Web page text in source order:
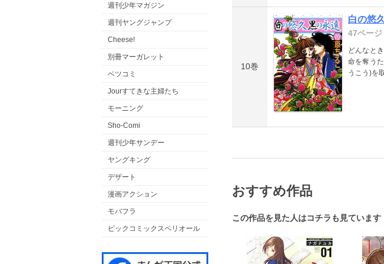
週刊少年マガジン
週刊ヤングジャンプ
Cheese!
別冊マーガレット
ベツコミ
Jourすてきな主婦たち
モーニング
Sho-Comi
週刊少年サンデー
ヤングキング
デザート
漫画アクション
モバフラ
ビックコミックスペリオール
10巻
白の悠
47ページ
どんなと
命を奪う
うこう)を
おすすめ作品
この作品を見た人はコチラも見ています